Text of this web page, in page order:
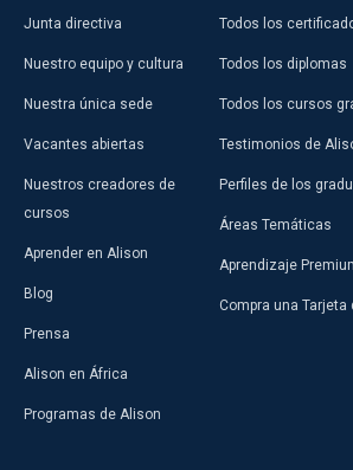
Junta directiva
Nuestro equipo y cultura
Nuestra única sede
Vacantes abiertas
Nuestros creadores de
cursos
Aprender en Alison
Blog
Prensa
Alison en África
Programas de Alison
Todos los
Todos los diplomas
Todos los cursos
Testimonios de
Perfiles de los
Áreas Temáticas
Aprendizaje
Compra una Tarjeta